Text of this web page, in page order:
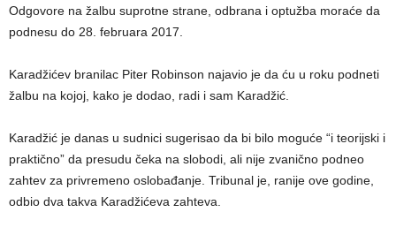
Odgovore na žalbu suprotne strane, odbrana i optužba moraće da
podnesu do 28. februara 2017.
Karadžićev branilac Piter Robinson najavio je da ću u roku podneti
žalbu na kojoj, kako je dodao, radi i sam Karadžić.
Karadžić je danas u sudnici sugerisao da bi bilo moguće “i teorijski i
praktično” da presudu čeka na slobodi, ali nije zvanično podneo
zahtev za privremeno oslobađanje. Tribunal je, ranije ove godine,
odbio dva takva Karadžićeva zahteva.